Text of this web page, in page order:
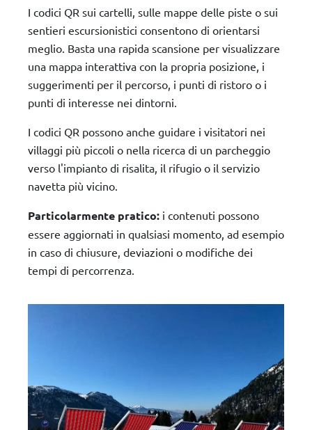
I codici QR sui cartelli, sulle mappe delle piste o sui
sentieri escursionistici consentono di orientarsi
meglio. Basta una rapida scansione per visualizzare
una mappa interattiva con la propria posizione, i
suggerimenti per il percorso, i punti di ristoro o i
punti di interesse nei dintorni.
I codici QR possono anche guidare i visitatori nei
villaggi più piccoli o nella ricerca di un parcheggio
verso l'impianto di risalita, il rifugio o il servizio
navetta più vicino.
Particolarmente pratico: i contenuti possono
essere aggiornati in qualsiasi momento, ad esempio
in caso di chiusure, deviazioni o modifiche dei
tempi di percorrenza.